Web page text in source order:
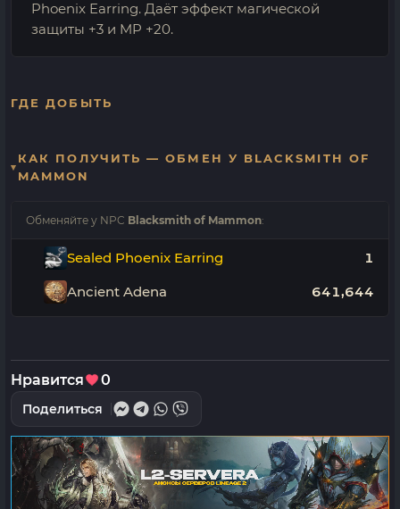
Phoenix Earring. Даёт эффект магической
защиты +3 и MP +20.
ГДЕ ДОБЫТЬ
КАК ПОЛУЧИТЬ — ОБМЕН У BLACKSMITH OF
MAMMON
Обменяйте у NPC Blacksmith of Mammon:
Sealed Phoenix Earring 1
Ancient Adena 641,644
Нравится 0
Поделиться